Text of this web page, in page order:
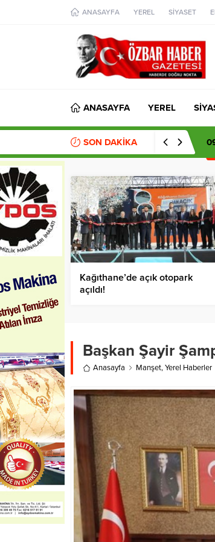
ANASAYFA YEREL SİYASET
ANASAYFA YEREL
SON DAKİKA
Kağıthane’de açık otopark
açıldı!
Başkan Şayir
Anasayfa Manşet,Yerel Haberler